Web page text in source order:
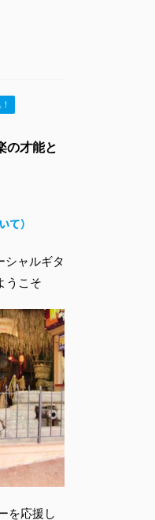
の才能と
て）
シャルギタ
うこそ
を応援し